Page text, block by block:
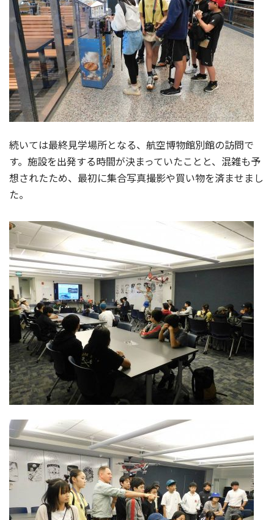
続いては最終見学場所となる、航空博物館別館の訪問で
す。施設を出発する時間が決まっていたことと、混雑も予
想されたため、最初に集合写真撮影や買い物を済ませまし
た。